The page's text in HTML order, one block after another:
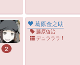
2
葛原金之助
藤原啓治
デュラララ!!